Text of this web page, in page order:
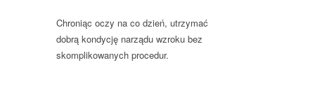
Chroniąc oczy na co dzień, utrzymać
dobrą kondycję narządu wzroku bez
skomplikowanych procedur.